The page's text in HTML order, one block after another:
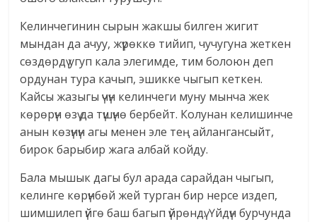
Келинчегинин сырын жакшы билген жигит
мындан да ачуу, жүрөккө тийип, чучугуна жеткен
сөздөрдү угуп кала элегимде, тим болоюн деп
ордунан тура качып, эшикке чыгып кеткен.
Кайсы жазыгы үчүн келинчеги муну мынча жек
көрөрүн өзү да түшүнө бербейт. Колунан келишинче
анын көзүнүн агы менен эле тең айлангансыйт,
бирок барыбир жага албай койду.
Бала мышык дагы бул арада сарайдан чыгып,
келинге көрүнбөй жей турган бир нерсе издеп,
шимшилеп үйгө баш багып үйрөндү. Үйдүн бурчунда